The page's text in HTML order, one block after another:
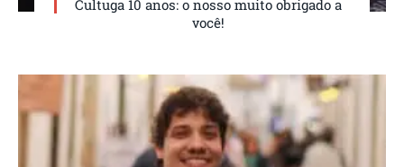
Cultuga 10 anos: o nosso muito obrigado a
você!